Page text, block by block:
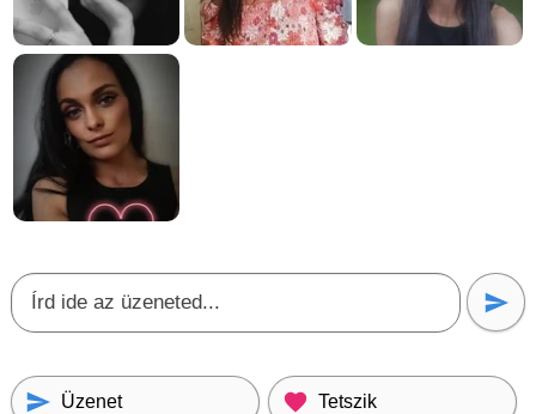
Üzenet Tetszik